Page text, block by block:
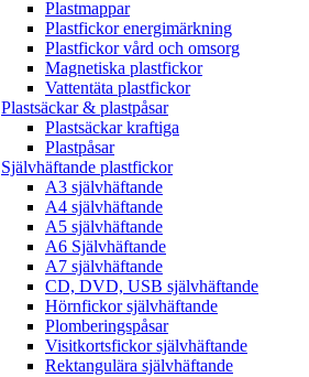
Plastmappar
Plastfickor energimärkning
Plastfickor vård och omsorg
Magnetiska plastfickor
Vattentäta plastfickor
Plastsäckar & plastpåsar
Plastsäckar kraftiga
Plastpåsar
Självhäftande plastfickor
A3 självhäftande
A4 självhäftande
A5 självhäftande
A6 Självhäftande
A7 självhäftande
CD, DVD, USB självhäftande
Hörnfickor självhäftande
Plomberingspåsar
Visitkortsfickor självhäftande
Rektangulära självhäftande